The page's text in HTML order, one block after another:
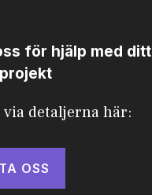
för hjälp med ditt
via detaljerna här:
OSS